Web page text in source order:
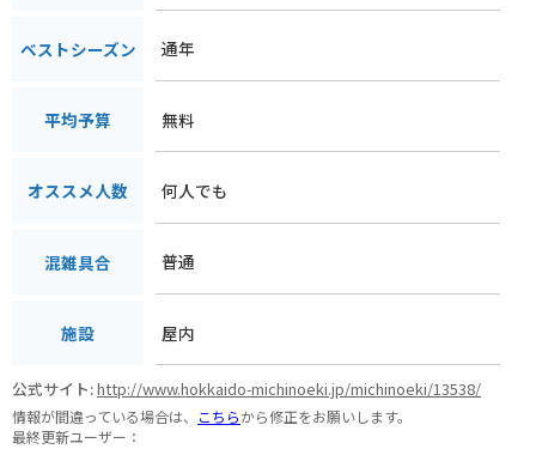
ベストシーズン 通年
平均予算 無料
オススメ人数 何人でも
混雑具合 普通
施設 屋内
公式サイト:http://www.hokkaido-michinoeki.jp/michinoeki/13538/
情報が間違っている場合は、 こちらから修正をお願いします。
最終更新ユーザー：